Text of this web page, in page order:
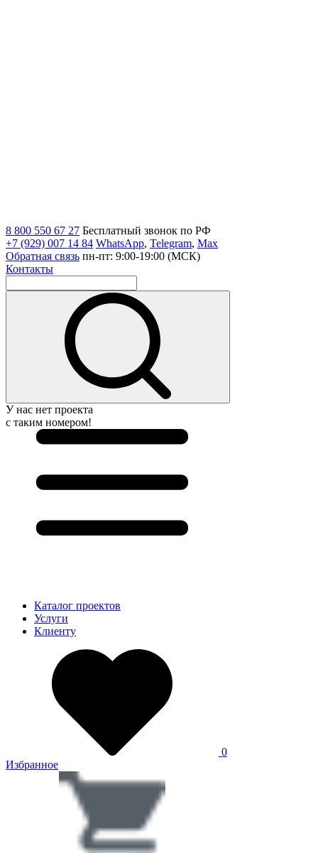
8 800 550 67 27 Бесплатный звонок по РФ
+7 (929) 007 14 84 WhatsApp, Telegram, Max
Обратная связь пн-пт: 9:00-19:00 (МСК)
Контакты
У нас нет проекта
с таким номером!
Каталог проектов
Услуги
Клиенту
0
Избранное